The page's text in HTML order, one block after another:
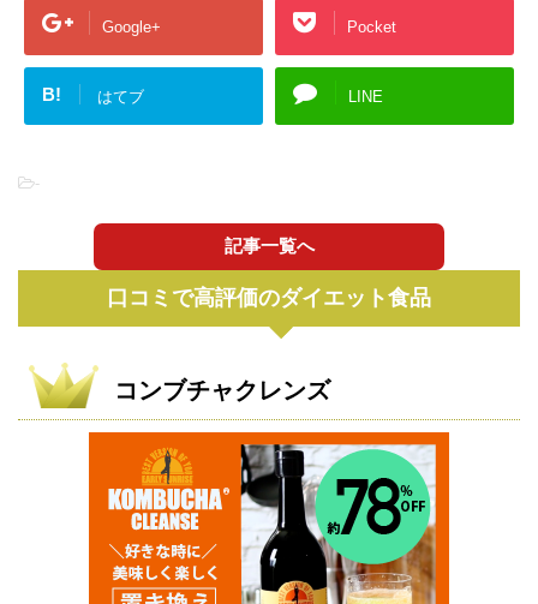
Google+ Pocket
B! はてブ LINE
-
記事一覧へ
口コミで高評価のダイエット食品
コンブチャクレンズ